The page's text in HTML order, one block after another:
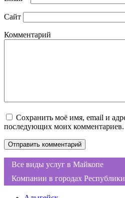
Сайт
Комментарий
Сохранить моё имя, email и
последующих моих комментариев.
Все виды услуг в Майкопе
Компании в городах